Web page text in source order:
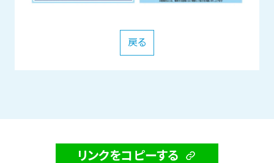
戻る
リンクをコピーする